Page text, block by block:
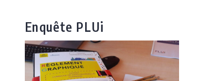
Enquête PLUi